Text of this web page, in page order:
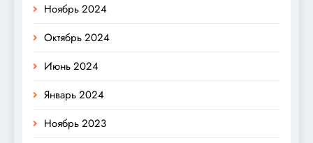
Ноябрь 2024
Октябрь 2024
Июнь 2024
Январь 2024
Ноябрь 2023